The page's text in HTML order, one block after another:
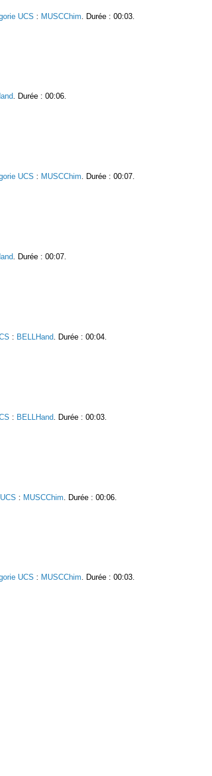
UCS : MUSCChim . Durée : 00:03.
. Durée : 00:06.
UCS : MUSCChim. Durée : 00:07.
. Durée : 00:07.
: BELLHand . Durée : 00:04.
: BELLHand . Durée : 00:03.
: MUSCChim . Durée : 00:06.
UCS : MUSCChim. Durée : 00:03.